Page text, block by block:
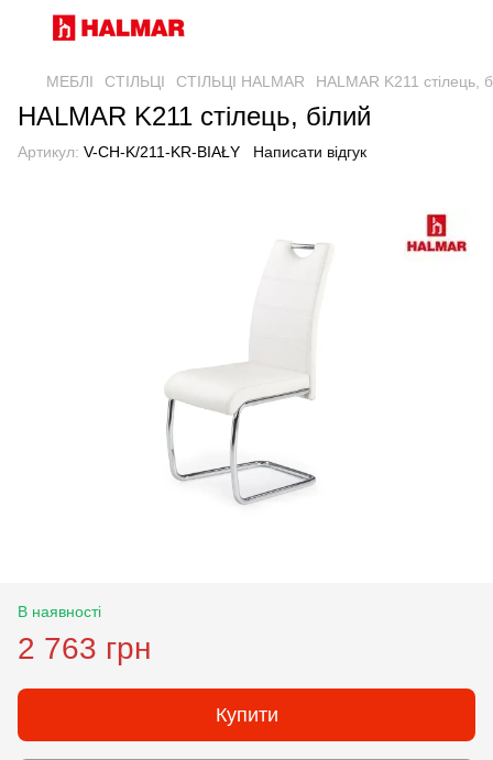
МЕБЛІ СТІЛЬЦІ СТІЛЬЦІ HALMAR HALMAR K211 стілець,
HALMAR K211 стілець, білий
Артикул: V-CH-K/211-KR-BIAŁY Написати відгук
В наявності
2 763 грн
Купити